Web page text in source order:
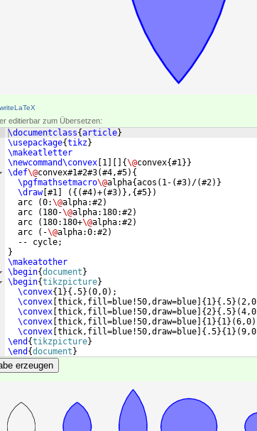
editierbar zum Übersetzen:
\documentclass{article}
\usepackage{tikz}
\makeatletter
\newcommand\convex 1 {\@convex{#1}}
\def\@convex#1#2#3(#4,#5) {
\pgfmathsetmacro\@alpha{acos ( 1- (#3) /(#2)}
\draw[ #1 ({(#4)+(#3)} , {#5})
  arc
(0:\@alpha:#2)
  arc
( 180-\@alpha:180:#2)
  arc
( 180:180+\@alpha:#2)
  arc
( -\@alpha:0:#2)
  -- cycle;
}
\makeatother
\begin{document }
\begin{tikzpicture}
\convex{ 1}{ .5} (0,0) ;
\convex thick,fill=blue!50,draw=blue { 1}{ .5} (2,0
\convex thick,fill=blue!50,draw=blue {2}{ .5} (4,0
\convex thick,fill=blue!50,draw=blue { 1}{ 1} (6,0)
\convex thick,fill=blue!50,draw=blue { .5}{ 1} (9,0
\end {tikzpicture}
\end {document }
erzeugen